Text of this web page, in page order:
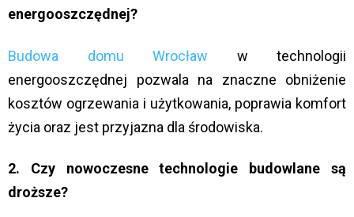
energooszczędnej?
Budowa domu Wrocław w technologii
energooszczędnej pozwala na znaczne obniżenie
kosztów ogrzewania i użytkowania, poprawia komfort
życia oraz jest przyjazna dla środowiska.
2. Czy nowoczesne technologie budowlane są
droższe?